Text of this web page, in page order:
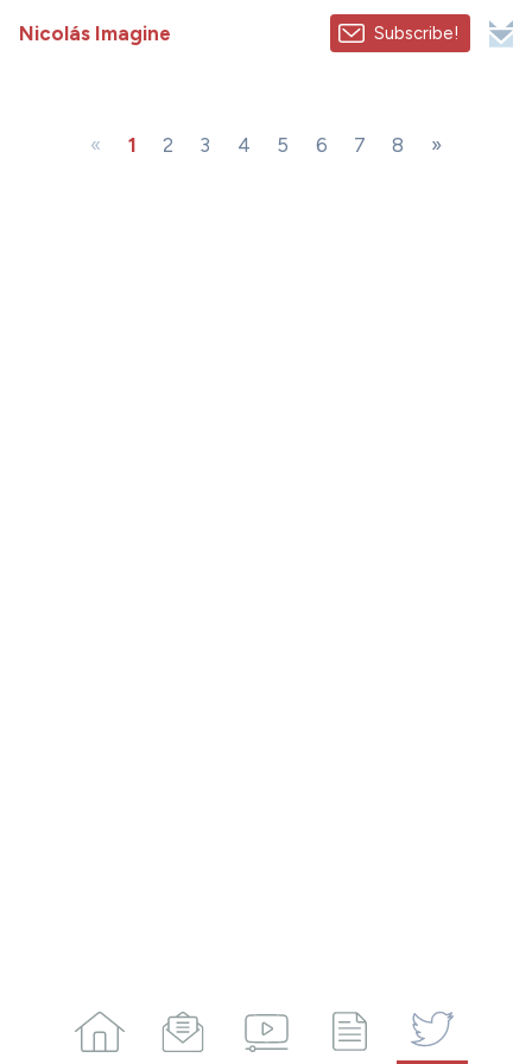
Nicolás Imagine Subscribe!
« 1 2 3 4 5 6 7 8 »